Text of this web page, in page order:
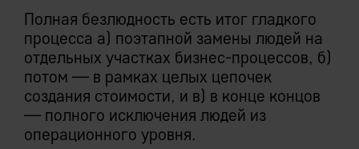
нарощенным за десятки лет.
Оплаченным сотнями миллиардов
долларов заказчиков, и потом и
позвоночными грыжами поколений
программистов.
Виртуализация предприятия и процессный
подход
Жесткая привязка к вендору
Полная безлюдность есть итог гладкого
процесса а) поэтапной замены людей на
отдельных участках бизнес-процессов, б)
потом — в рамках целых цепочек
создания стоимости, и в) в конце концов
— полного исключения людей из
операционного уровня.